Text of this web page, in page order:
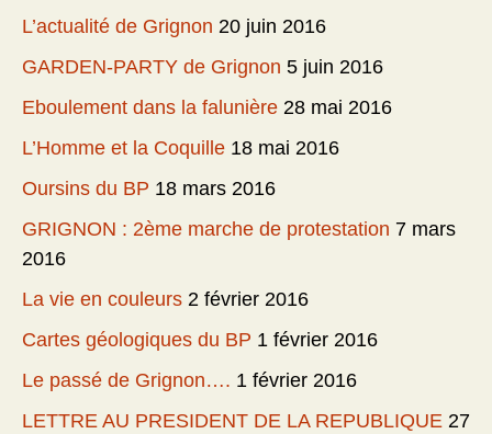
L’actualité de Grignon 20 juin 2016
GARDEN-PARTY de Grignon 5 juin 2016
Eboulement dans la falunière 28 mai 2016
L’Homme et la Coquille 18 mai 2016
Oursins du BP 18 mars 2016
GRIGNON : 2ème marche de protestation 7 mars
2016
La vie en couleurs 2 février 2016
Cartes géologiques du BP 1 février 2016
Le passé de Grignon…. 1 février 2016
LETTRE AU PRESIDENT DE LA REPUBLIQUE 27